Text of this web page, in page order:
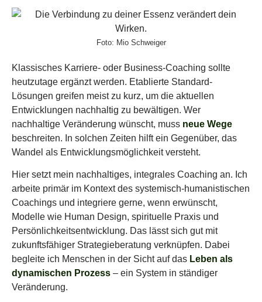
Klassisches Karriere- oder Business-Coaching sollte
heutzutage ergänzt werden. Etablierte Standard-
Lösungen greifen meist zu kurz, um die aktuellen
Entwicklungen nachhaltig zu bewältigen. Wer
nachhaltige Veränderung wünscht, muss neue Wege
beschreiten. In solchen Zeiten hilft ein Gegenüber, das
Wandel als Entwicklungsmöglichkeit versteht.
Hier setzt mein nachhaltiges, integrales Coaching an. Ich
arbeite primär im Kontext des systemisch-humanistischen
Coachings und integriere gerne, wenn erwünscht,
Modelle wie Human Design, spirituelle Praxis und
Persönlichkeitsentwicklung. Das lässt sich gut mit
zukunftsfähiger Strategieberatung verknüpfen. Dabei
begleite ich Menschen in der Sicht auf das Leben als
dynamischen Prozess – ein System in ständiger
Veränderung.
Foto: Mio Schweiger